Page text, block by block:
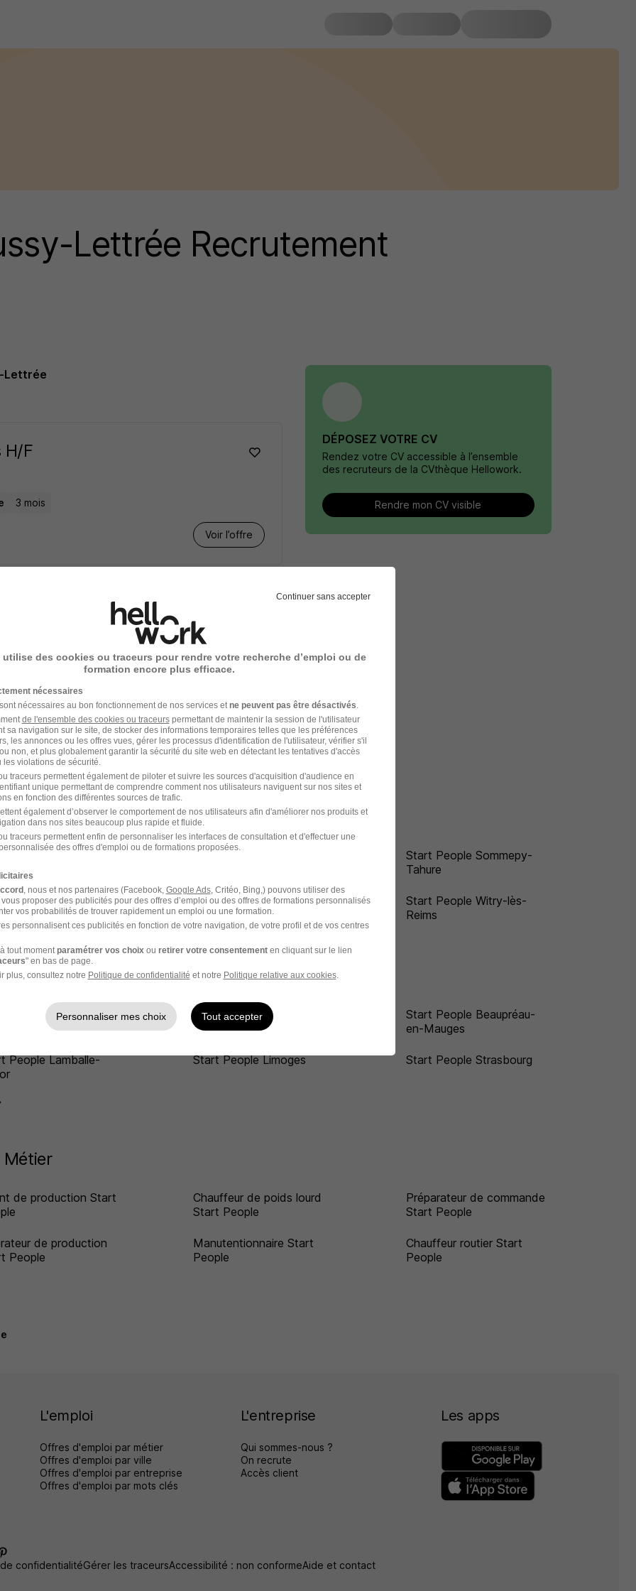
Lettrée Recrutement
Lettrée
H/F
3 mois
Voir l’offre
ou àBussy-Lettrée
Lettrée Entreprise Bussy-Lettrée
DÉPOSEZ VOTRE CV
Rendez votre CV accessible à l’ensemble
des recruteurs de la CVthèque Hellowork.
Rendre mon CV visible
Lettrée
People Châlons-en-
Start People Reims
Start People Sommepy-
Tahure
People Blancs-
Start People Verzy
Start People Witry-lès-
Reims
People Toulouse Start People Cholet
Start People Beaupréau-
en-Mauges
People Lamballe-
Start People Limoges Start People Strasbourg
de production Start
Chauffeur de poids lourd
Start People
Préparateur de commande
Start People
de production
People
Manutentionnaire Start
People
Chauffeur routier Start
People
L'emploi
Offres d'emploi par métier
Offres d'emploi par ville
Offres d'emploi par entreprise
Offres d'emploi par mots clés
L'entreprise
Qui sommes-nous ?
On recrute
Accès client
Les apps
confidentialitéGérer les traceursAccessibilité : non conformeAide et contact
Continuer sans accepter
utilise des cookies ou traceurs pour rendre votre recherche d’emploi ou de
formation encore plus efficace.
nécessaires
nécessaires au bon fonctionnement de nos services etne peuvent pas être désactivés.
de l'ensemble des cookies ou traceurspermettant de maintenir la session de l'utilisateur
sa navigation sur le site, de stocker des informations temporaires telles que les préférences
les annonces ou les offres vues, gérer les processus d'identification de l'utilisateur, vérifier s'il
non, et plus globalement garantir la sécurité du site web en détectant les tentatives d'accès
les violations de sécurité.
traceurs permettent également de piloter et suivre les sources d'acquisition d'audience en
unique permettant de comprendre comment nos utilisateurs naviguent sur nos sites et
en fonction des différentes sources de trafic.
également d’observer le comportement de nos utilisateurs afin d'améliorer nos produits et
dans nos sites beaucoup plus rapide et fluide.
traceurs permettent enfin de personnaliser les interfaces de consultation et d'effectuer une
des offres d'emploi ou de formations proposées.
, nous et nos partenaires (Facebook, Google Ads, Critéo, Bing,) pouvons utiliser des
proposer des publicités pour des offres d’emploi ou des offres de formations personnalisés
vos probabilités de trouver rapidement un emploi ou une formation.
personnalisent ces publicités en fonction de votre navigation, de votre profil et de vos centres
tout momentparamétrer vos choixou retirer votre consentementen cliquant sur le lien
" en bas de page.
plus, consultez notre Politique de confidentialité et notre Politique relative aux cookies.
Personnaliser mes choix Tout accepter